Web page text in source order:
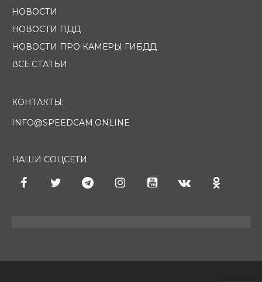
НОВОСТИ
НОВОСТИ ПДД
НОВОСТИ ПРО КАМЕРЫ ГИБДД
ВСЕ СТАТЬИ
КОНТАКТЫ:
INFO@SPEEDCAM.ONLINE
НАШИ СОЦСЕТИ: